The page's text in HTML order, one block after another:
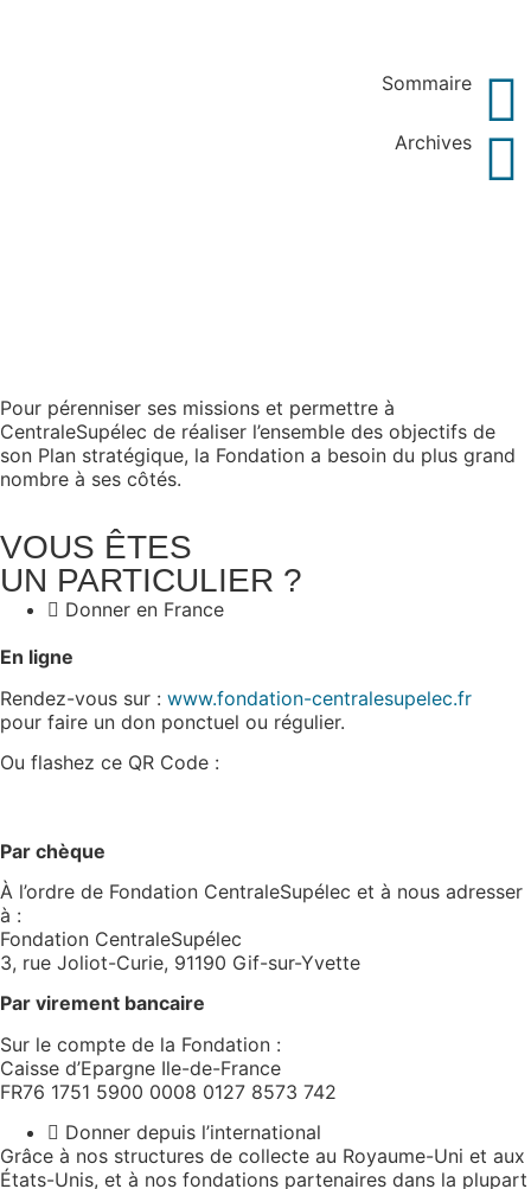
Sommaire
Archives
Pour pérenniser ses missions et permettre à
CentraleSupélec de réaliser l’ensemble des objectifs de
son Plan stratégique, la Fondation a besoin du plus grand
nombre à ses côtés.
VOUS ÊTES
UN PARTICULIER ?
Donner en France
En ligne
Rendez-vous sur : www.fondation-centralesupelec.fr
pour faire un don ponctuel ou régulier.
Ou flashez ce QR Code :
Par chèque
À l’ordre de Fondation CentraleSupélec et à nous adresser
à :
Fondation CentraleSupélec
3, rue Joliot-Curie, 91190 Gif-sur-Yvette
Par virement bancaire
Sur le compte de la Fondation :
Caisse d’Epargne Ile-de-France
FR76 1751 5900 0008 0127 8573 742
Donner depuis l’international
Grâce à nos structures de collecte au Royaume-Uni et aux
États-Unis, et à nos fondations partenaires dans la plupart